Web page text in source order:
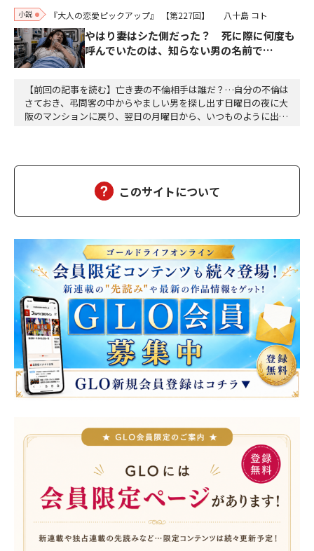
小説 『大人の恋愛ピックアップ』 【第227回】 八十島 コト
やはり妻はシた側だった？ 死に際に何度も
呼んでいたのは、知らない男の名前で…
【前回の記事を読む】亡き妻の不倫相手は誰だ？…自分の不倫は
さておき、弔問客の中からやましい男を探し出す日曜日の夜に大
阪のマンションに戻り、翌日の月曜日から、いつものように出勤
ばれたのだろうか……ついつい達郎は、智子が運ばれる…
このサイトについて